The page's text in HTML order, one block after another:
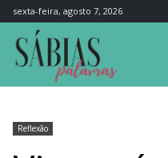
sexta-feira, agosto 7, 2026
Reflexão